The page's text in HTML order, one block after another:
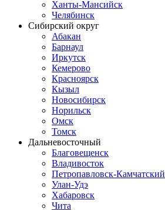
Ханты-Мансийск
Челябинск
Сибирский округ
Абакан
Барнаул
Иркутск
Кемерово
Красноярск
Кызыл
Новосибирск
Норильск
Омск
Томск
Дальневосточный
Благовещенск
Владивосток
Петропавловск-Камчатский
Улан-Удэ
Хабаровск
Чита